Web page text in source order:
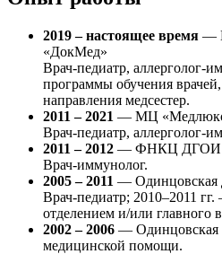
2019 – настоящее время —
«ДокМед»
Врач-педиатр, аллерголог-
программы обучения
направления медсестер.
2011 – 2021 — МЦ
Врач-педиатр, аллерголог-
2011 – 2012 — ФНКЦ ДГОИ
Врач-иммунолог.
2005 – 2011 — Одинцовская
Врач-педиатр; 2010–2011
отделением и/или главного
2002 – 2006 — Одинцовская
медицинской помощи.